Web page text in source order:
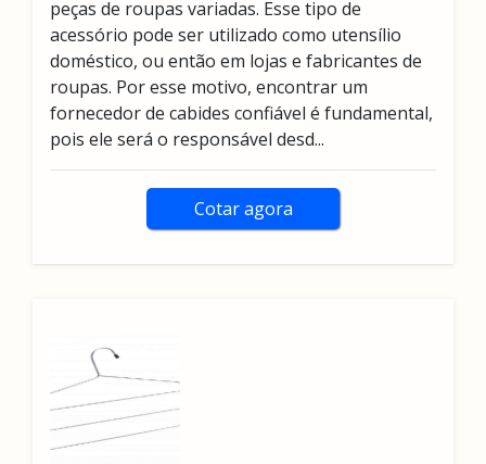
peças de roupas variadas. Esse tipo de
acessório pode ser utilizado como utensílio
doméstico, ou então em lojas e fabricantes de
roupas. Por esse motivo, encontrar um
fornecedor de cabides confiável é fundamental,
pois ele será o responsável desd...
Cotar agora